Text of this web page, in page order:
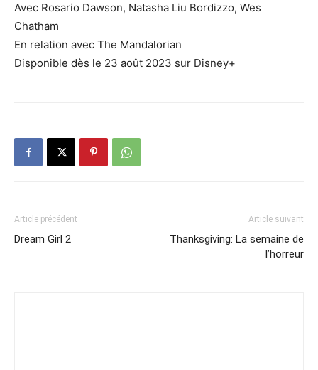
Avec Rosario Dawson, Natasha Liu Bordizzo, Wes
Chatham
En relation avec The Mandalorian
Disponible dès le 23 août 2023 sur Disney+
Article précédent
Dream Girl 2
Article suivant
Thanksgiving: La semaine de
l’horreur